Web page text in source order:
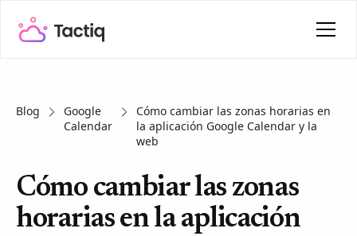
Blog
Google
Calendar
Cómo cambiar las zonas horarias en
la aplicación Google Calendar y la
web
Cómo cambiar las zonas
horarias en la aplicación